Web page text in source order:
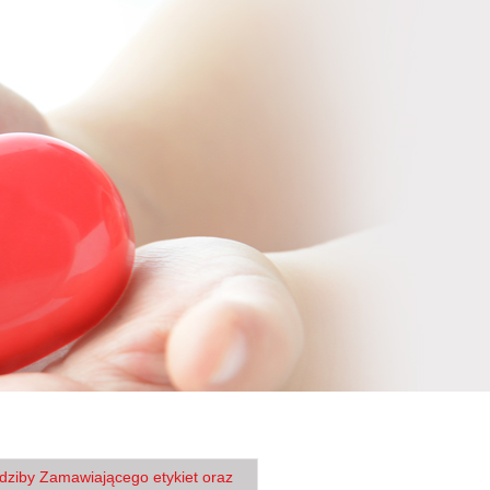
Zamawiającego etykiet oraz